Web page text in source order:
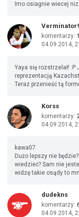
Imo osiagnie wiecej
komentarzy:
04.09.2014,
Yaya się rozstrzelał!
reprezentacją
Teraz przenieść tą
Korss
komentarzy:
04.09.2014,
kawa07
Dużo lepszy nie
wiedzieć? Sam nie
widzę takie osądy to
dudekns
komentarzy:
04.09.2014,